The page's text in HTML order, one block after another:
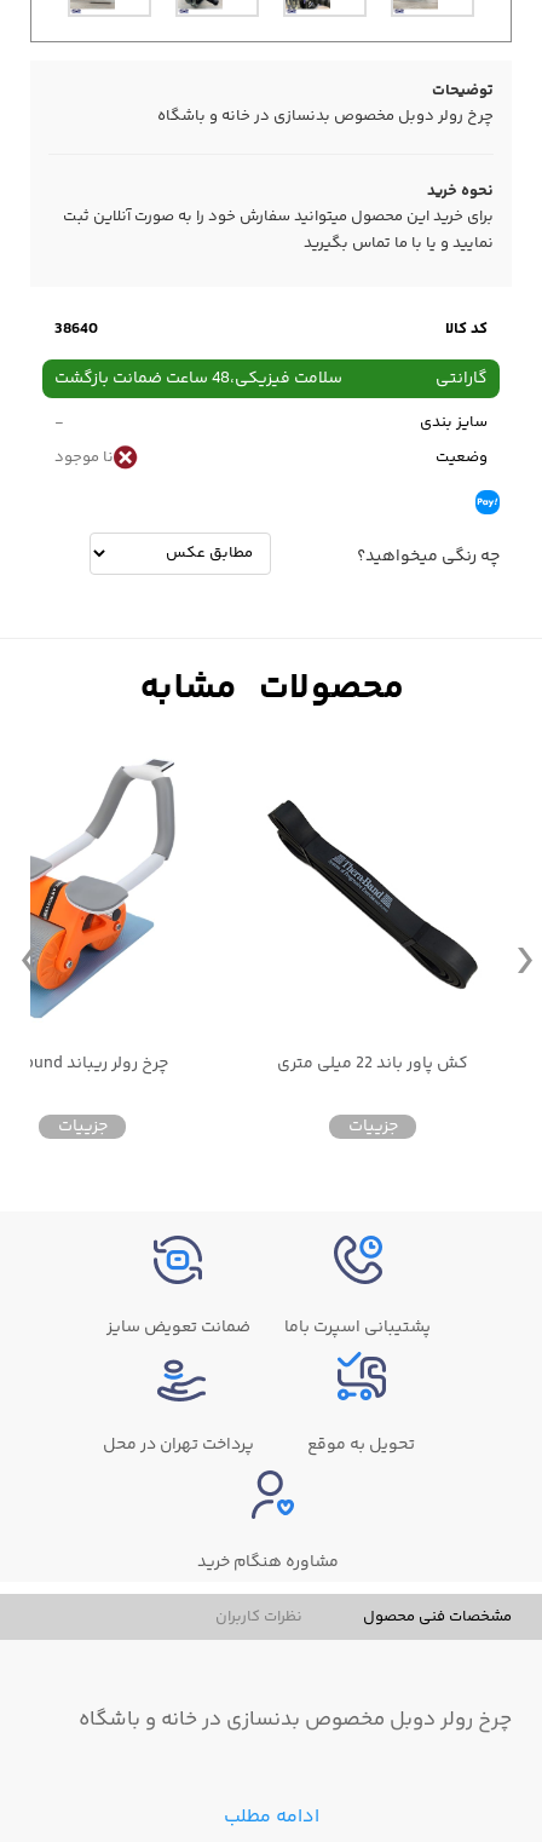
توضیحات
چرخ رولر دوبل مخصوص بدنسازی در خانه و باشگاه
نحوه خرید
برای خرید این محصول میتوانید سفارش خود را به صورت آنلاین ثبت
نمایید و یا با ما تماس بگیرید
کد کالا 38640
گارانتی سلامت فیزیکی،48 ساعت ضمانت بازگشت
سایز بندی
-
وضعیت
نا موجود
چه رنگی میخواهید؟
کش پاور باند 22 میلی متری
جزییات
چرخ رولر ریباند Rebound
جزییات
پشتیبانی اسپرت باما ضمانت تعویض سایز
تحویل به موقع پرداخت تهران در محل
مشاوره هنگام خرید
مشخصات فنی محصول نظرات کاربران
چرخ رولر دوبل مخصوص بدنسازی در خانه و باشگاه
ادامه مطلب